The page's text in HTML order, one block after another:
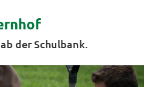
der Schulbank.